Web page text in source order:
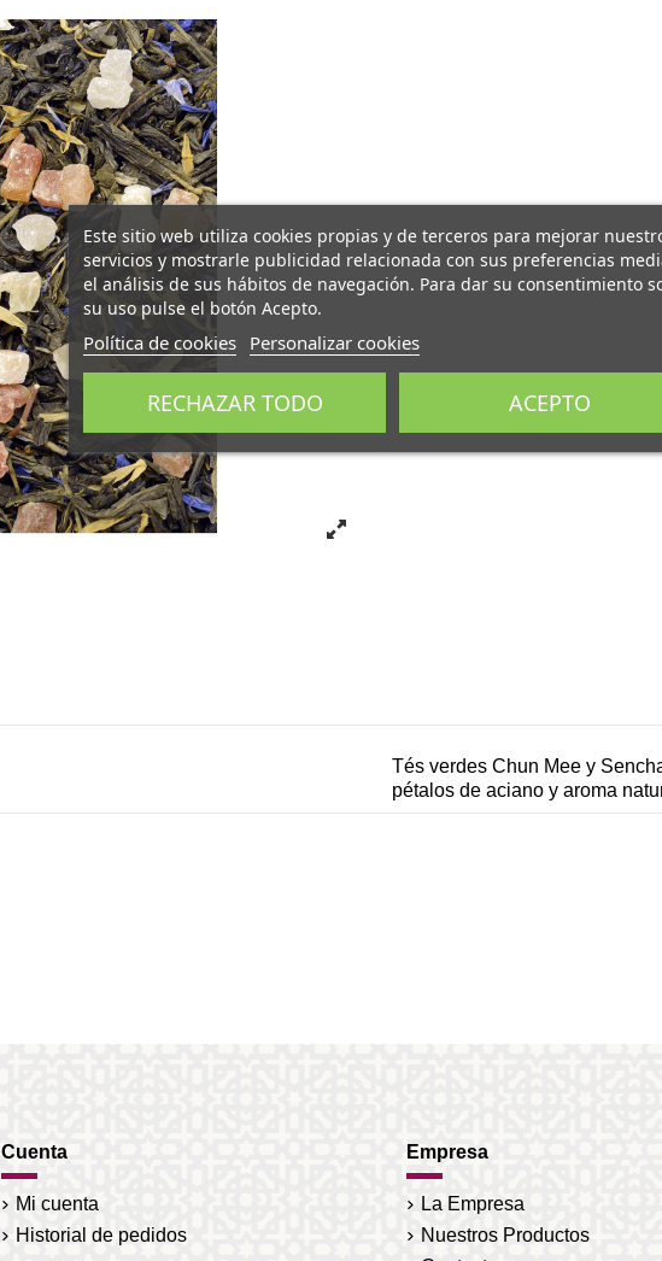
Tés verdes Chun Mee y
pétalos de aciano y aroma
Cuenta
Mi cuenta
Historial de pedidos
Empresa
La Empresa
Nuestros Productos
Este sitio web utiliza cookies propias y de terceros para mejorar
servicios y mostrarle publicidad relacionada con sus preferencias
el análisis de sus hábitos de navegación. Para dar su consentimiento
su uso pulse el botón Acepto.
Política de cookies Personalizar cookies
RECHAZAR TODO ACEPTO